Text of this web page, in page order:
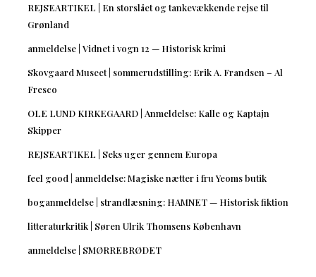
REJSEARTIKEL | En storslået og tankevækkende rejse til
Grønland
anmeldelse | Vidnet i vogn 12 — Historisk krimi
Skovgaard Museet | sommerudstilling: Erik A. Frandsen – Al
Fresco
OLE LUND KIRKEGAARD | Anmeldelse: Kalle og Kaptajn
Skipper
REJSEARTIKEL | Seks uger gennem Europa
feel good | anmeldelse: Magiske nætter i fru Yeoms butik
boganmeldelse | strandlæsning: HAMNET — Historisk fiktion
litteraturkritik | Søren Ulrik Thomsens København
anmeldelse | SMØRREBRØDET